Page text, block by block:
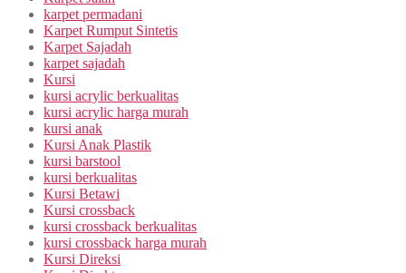
karpet permadani
Karpet Rumput Sintetis
Karpet Sajadah
karpet sajadah
Kursi
kursi acrylic berkualitas
kursi acrylic harga murah
kursi anak
Kursi Anak Plastik
kursi barstool
kursi berkualitas
Kursi Betawi
Kursi crossback
kursi crossback berkualitas
kursi crossback harga murah
Kursi Direksi